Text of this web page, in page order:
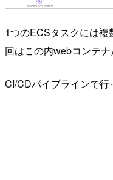
1つのECSタスクには
回はこの内webコンテナ
CI/CDパイプラインで行